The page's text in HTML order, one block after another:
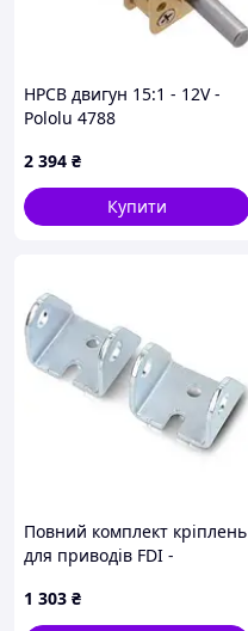
HPCB двигун 15:1 - 12V -
Pololu 4788
2 394 ₴
Купити
Повний комплект кріплень
для приводів FDI -
1 303 ₴